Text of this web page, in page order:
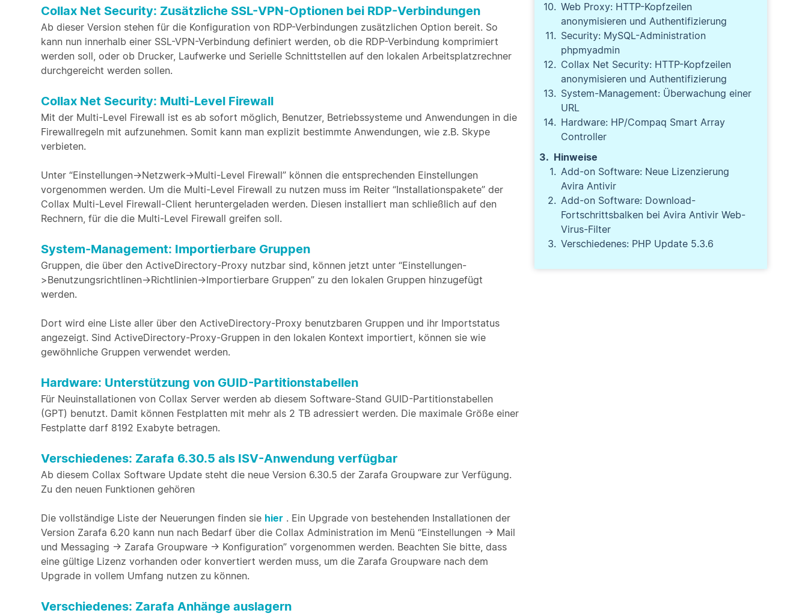
Collax Net Security: Zusätzliche SSL-VPN-Optionen bei RDP-Verbindungen
Ab dieser Version stehen für die Konfiguration von RDP-Verbindungen zusätzlichen Option bereit. So
kann nun innerhalb einer SSL-VPN-Verbindung definiert werden, ob die RDP-Verbindung komprimiert
werden soll, oder ob Drucker, Laufwerke und Serielle Schnittstellen auf den lokalen Arbeitsplatzrechner
durchgereicht werden sollen.
Collax Net Security: Multi-Level Firewall
Mit der Multi-Level Firewall ist es ab sofort möglich, Benutzer, Betriebssysteme und Anwendungen in die
Firewallregeln mit aufzunehmen. Somit kann man explizit bestimmte Anwendungen, wie z.B. Skype
verbieten.
Unter “Einstellungen->Netzwerk->Multi-Level Firewall” können die entsprechenden Einstellungen
vorgenommen werden. Um die Multi-Level Firewall zu nutzen muss im Reiter “Installationspakete” der
Collax Multi-Level Firewall-Client heruntergeladen werden. Diesen installiert man schließlich auf den
Rechnern, für die die Multi-Level Firewall greifen soll.
System-Management: Importierbare Gruppen
Gruppen, die über den ActiveDirectory-Proxy nutzbar sind, können jetzt unter “Einstellungen-
>Benutzungsrichtlinen->Richtlinien->Importierbare Gruppen” zu den lokalen Gruppen hinzugefügt
werden.
Dort wird eine Liste aller über den ActiveDirectory-Proxy benutzbaren Gruppen und ihr Importstatus
angezeigt. Sind ActiveDirectory-Proxy-Gruppen in den lokalen Kontext importiert, können sie wie
gewöhnliche Gruppen verwendet werden.
Hardware: Unterstützung von GUID-Partitionstabellen
Für Neuinstallationen von Collax Server werden ab diesem Software-Stand GUID-Partitionstabellen
(GPT) benutzt. Damit können Festplatten mit mehr als 2 TB adressiert werden. Die maximale Größe einer
Festplatte darf 8192 Exabyte betragen.
Verschiedenes: Zarafa 6.30.5 als ISV-Anwendung verfügbar
Ab diesem Collax Software Update steht die neue Version 6.30.5 der Zarafa Groupware zur Verfügung.
Zu den neuen Funktionen gehören
Die vollständige Liste der Neuerungen finden sie hier . Ein Upgrade von bestehenden Installationen der
Version Zarafa 6.20 kann nun nach Bedarf über die Collax Administration im Menü “Einstellungen -> Mail
und Messaging -> Zarafa Groupware -> Konfiguration” vorgenommen werden. Beachten Sie bitte, dass
eine gültige Lizenz vorhanden oder konvertiert werden muss, um die Zarafa Groupware nach dem
Upgrade in vollem Umfang nutzen zu können.
Verschiedenes: Zarafa Anhänge auslagern
Web Proxy: HTTP-Kopfzeilen
anonymisieren und Authentifizierung
Security: MySQL-Administration
phpmyadmin
Collax Net Security: HTTP-Kopfzeilen
anonymisieren und Authentifizierung
System-Management: Überwachung einer
URL
Hardware: HP/Compaq Smart Array
Controller
Hinweise
Add-on Software: Neue Lizenzierung
Avira Antivir
Add-on Software: Download-
Fortschrittsbalken bei Avira Antivir Web-
Virus-Filter
Verschiedenes: PHP Update 5.3.6